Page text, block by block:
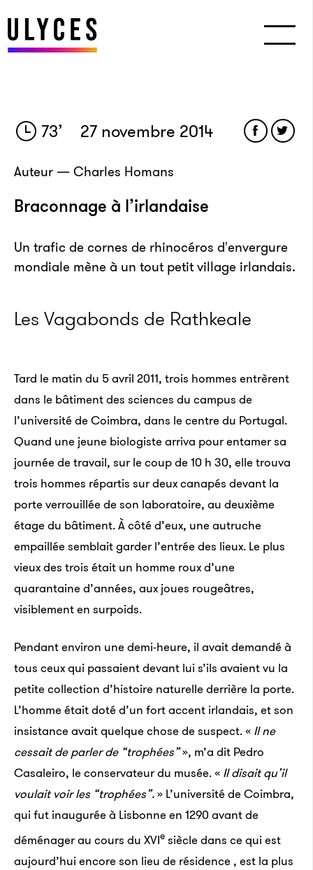
73’ 27 novembre 2014
Auteur — Charles Homans
Braconnage à l’irlandaise
Un trafic de cornes de rhinocéros d'envergure
mondiale mène à un tout petit village irlandais.
Les Vagabonds de Rathkeale
Tard le matin du 5 avril 2011, trois hommes entrèrent
dans le bâtiment des sciences du campus de
l’université de Coimbra, dans le centre du Portugal.
Quand une jeune biologiste arriva pour entamer sa
journée de travail, sur le coup de 10 h 30, elle trouva
trois hommes répartis sur deux canapés devant la
porte verrouillée de son laboratoire, au deuxième
étage du bâtiment. À côté d’eux, une autruche
empaillée semblait garder l’entrée des lieux. Le plus
vieux des trois était un homme roux d’une
quarantaine d’années, aux joues rougeâtres,
visiblement en surpoids.
Pendant environ une demi-heure, il avait demandé à
tous ceux qui passaient devant lui s’ils avaient vu la
petite collection d’histoire naturelle derrière la porte.
L’homme était doté d’un fort accent irlandais, et son
insistance avait quelque chose de suspect. « Il ne
cessait de parler de “trophées”», m’a dit Pedro
Casaleiro, le conservateur du musée. « Il disait qu’il
voulait voir les “trophées”.» L’université de Coimbra,
qui fut inaugurée à Lisbonne en 1290 avant de
déménager au cours du XVIe siècle dans ce qui est
aujourd’hui encore son lieu de résidence , est la plus